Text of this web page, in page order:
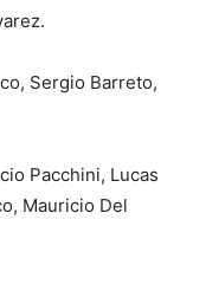
Sergio Barreto,
Pacchini, Lucas
Mauricio Del